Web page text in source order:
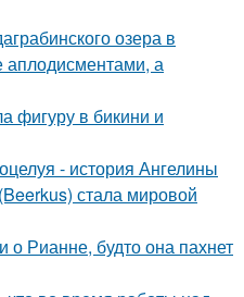
озера в
аплодисментами, а
фигуру в бикини и
- история Ангелины
стала мировой
о Рианне, будто она пахнет